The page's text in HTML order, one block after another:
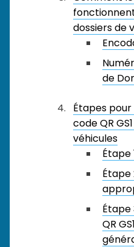
dossiers de
de
Étapes
code QR
véhicules
Étape
Étape
Étape
QR